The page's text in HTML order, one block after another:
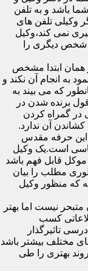
شما باشد و به تلفن
وکیلی تلفن های
نمی کند،وکیل
شخص دیگری را
همان ابتدا مشخص
به انجام آن نکند و
که می بیند به
برنده شدن در
در گمراه کردن
کشاندن آن ندارد.
این حرفه مقدس
است.یک وکیل
قابل فهم باشد
مطلب را بیان
که منظور وکیل
نیست اما بهتر
کسب
تاثیرگذار
مختلف بیشتر باشد
بهتری را طی